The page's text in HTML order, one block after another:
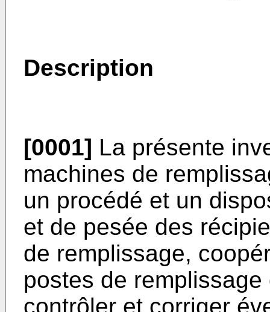
Description
[0001] La présente
machines de
un procédé et un
et de pesée des
de remplissage,
postes de
contrôler et corriger